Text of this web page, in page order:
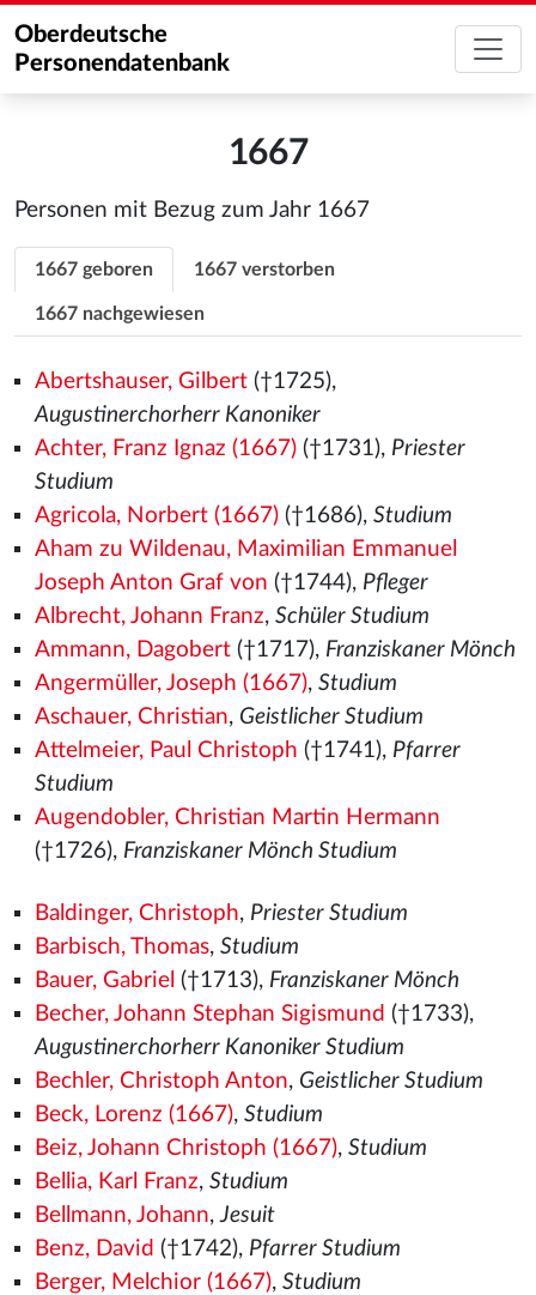
Oberdeutsche
Personendatenbank
1667
Personen mit Bezug zum Jahr 1667
1667 geboren 1667 verstorben
1667 nachgewiesen
Abertshauser, Gilbert(†1725),
Augustinerchorherr Kanoniker
Achter, Franz Ignaz (1667)(†1731), Priester
Studium
Agricola, Norbert (1667)(†1686), Studium
Aham zu Wildenau, Maximilian Emmanuel
Joseph Anton Graf von (†1744), Pfleger
Albrecht, Johann Franz, Schüler Studium
Ammann, Dagobert(†1717), Franziskaner Mönch
Angermüller, Joseph (1667), Studium
Aschauer, Christian, Geistlicher Studium
Attelmeier, Paul Christoph (†1741), Pfarrer
Studium
Augendobler, Christian Martin Hermann
(†1726), Franziskaner Mönch Studium
Baldinger, Christoph, Priester Studium
Barbisch, Thomas, Studium
Bauer, Gabriel (†1713), Franziskaner Mönch
Becher, Johann Stephan Sigismund (†1733),
Augustinerchorherr Kanoniker Studium
Bechler, Christoph Anton, Geistlicher Studium
Beck, Lorenz (1667), Studium
Beiz, Johann Christoph (1667), Studium
Bellia, Karl Franz, Studium
Bellmann, Johann,Jesuit
Benz, David (†1742), Pfarrer Studium
Berger, Melchior (1667), Studium